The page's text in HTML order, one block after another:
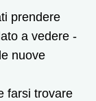
prendere
a vedere -
nuove
farsi trovare